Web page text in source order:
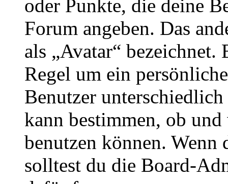
oder Punkte, die deine
Forum angeben. Das
als „Avatar“
Regel um ein
Benutzer
kann bestimmen, ob
benutzen können. Wenn
solltest du die Board-